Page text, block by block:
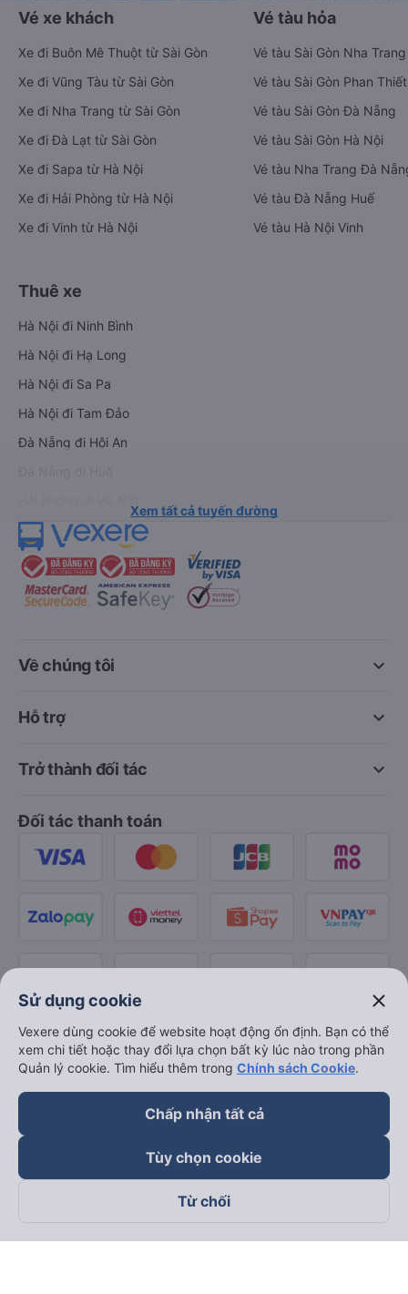
Vé xe khách
Xe đi Buôn Mê Thuột từ Sài Gòn
Xe đi Vũng Tàu từ Sài Gòn
Xe đi Nha Trang từ Sài Gòn
Xe đi Đà Lạt từ Sài Gòn
Xe đi Sapa từ Hà Nội
Xe đi Hải Phòng từ Hà Nội
Xe đi Vinh từ Hà Nội
Vé tàu hỏa
Vé tàu Sài Gòn Nha Trang
Vé tàu Sài Gòn Phan Thiết
Vé tàu Sài Gòn Đà Nẵng
Vé tàu Sài Gòn Hà Nội
Vé tàu Nha Trang Đà
Vé tàu Đà Nẵng Huế
Vé tàu Hà Nội Vinh
Thuê xe
Hà Nội đi Ninh Bình
Hà Nội đi Hạ Long
Hà Nội đi Sa Pa
Hà Nội đi Tam Đảo
Đà Nẵng đi Hội An
Xem tất cả tuyến đường
keyboard_arrow_down
Về chúng tôi
keyboard_arrow_down
Hỗ trợ
keyboard_arrow_down
Trở thành đối tác
Đối tác thanh toán
Theo dõi chúng tôi trên
Sử dụng cookie close
Vexere dùng cookie để website hoạt động ổn định. Bạn có thể
xem chi tiết hoặc thay đổi lựa chọn bất kỳ lúc nào trong phần
Quản lý cookie. Tìm hiểu thêm trong Chính sách Cookie.
Chấp nhận tất cả
Tùy chọn cookie
Từ chối